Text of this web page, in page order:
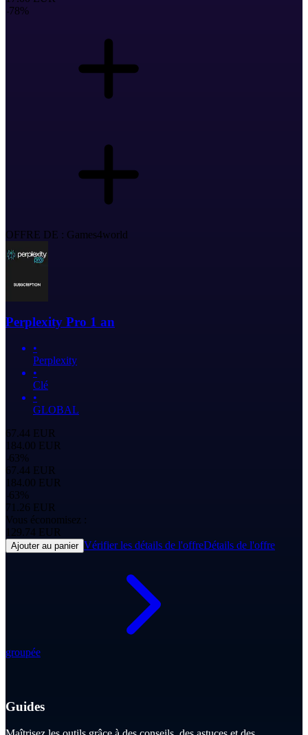
-78%
OFFRE DE : Games4world
Perplexity Pro 1 an
•
Perplexity
•
Clé
•
GLOBAL
67.44 EUR
184.00 EUR
-63%
67.44 EUR
184.00
EUR
-63%
71.26
EUR
Vous économisez :
129.74
EUR
Ajouter au panier Vérifier les détails de l'offreDétails de l'offre
groupée
Guides